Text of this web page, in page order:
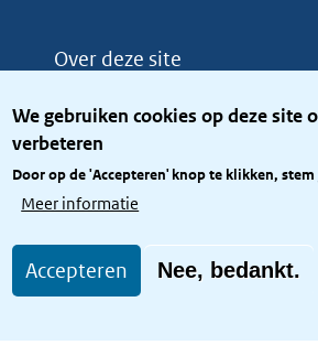
We gebruiken cookies op deze site
verbeteren
Door op de 'Accepteren' knop te klikken,
Meer informatie
Accepteren Nee, bedankt.
Over deze site
Privacy
Toegang site openbaar
Toegankelijkheid